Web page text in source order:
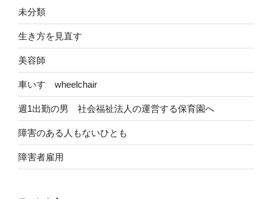
未分類
生き方を見直す
美容師
車いす wheelchair
週1出勤の男 社会福祉法人の運営する保育園へ
障害のある人もないひとも
障害者雇用